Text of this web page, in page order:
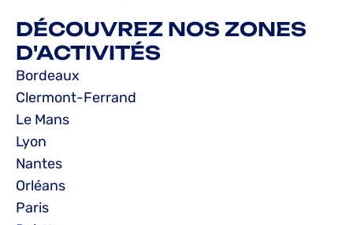
DÉCOUVREZ NOS ZONES
D'ACTIVITÉS
Bordeaux
Clermont-Ferrand
Le Mans
Lyon
Nantes
Orléans
Paris